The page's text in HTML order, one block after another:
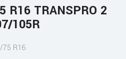
R16 TRANSPRO 2
105R
75 R16